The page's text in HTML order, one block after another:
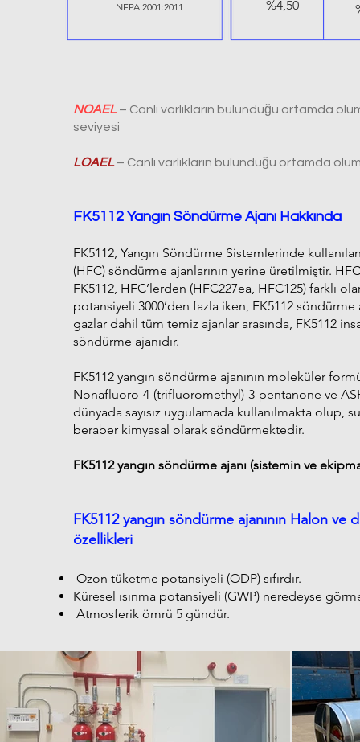
%4,50
NFPA 2001:2011
NOAEL – Canlı varlıkların bulunduğu ortamda
seviyesi
LOAEL– Canlı varlıkların bulunduğu ortamda
FK5112 Yangın Söndürme Ajanı Hakkında
FK5112, Yangın Söndürme Sistemlerinde
(HFC) söndürme ajanlarının yerine üretilmiştir.
FK5112, HFC’lerden (HFC227ea, HFC125) farklı
potansiyeli 3000’den fazla iken, FK5112 söndürme
gazlar dahil tüm temiz ajanlar arasında, FK5112
söndürme ajanıdır.
FK5112 yangın söndürme ajanının moleküler
Nonafluoro-4-(trifluoromethyl)-3-pentanone ve
dünyada sayısız uygulamada kullanılmakta olup,
beraber kimyasal olarak söndürmektedir.
FK5112 yangın söndürme ajanı (sistemin ve
FK5112 yangın söndürme ajanının Halon
özellikleri
Ozon tüketme potansiyeli (ODP) sıfırdır.
Küresel ısınma potansiyeli (GWP) neredeyse
Atmosferik ömrü 5 gündür.